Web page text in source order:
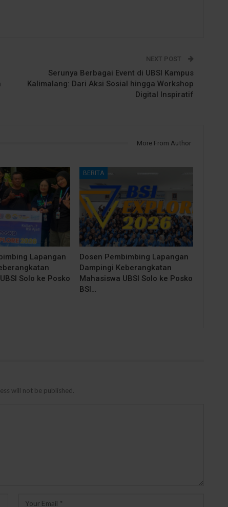
NEXT POST
Serunya Berbagai Event di UBSI Kampus
Kalimalang: Dari Aksi Sosial hingga Workshop
Digital Inspiratif
More From Author
Lapangan
Solo ke Posko
BERITA
Dosen Pembimbing Lapangan
Dampingi Keberangkatan
Mahasiswa UBSI Solo ke Posko
BSI…
will not be published.